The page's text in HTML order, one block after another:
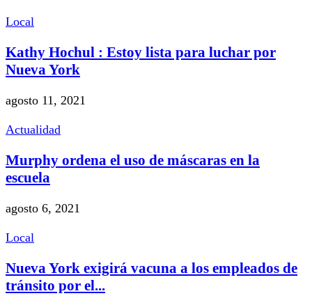
Local
Kathy Hochul : Estoy lista para luchar por
Nueva York
agosto 11, 2021
Actualidad
Murphy ordena el uso de máscaras en la
escuela
agosto 6, 2021
Local
Nueva York exigirá vacuna a los empleados de
tránsito por el...